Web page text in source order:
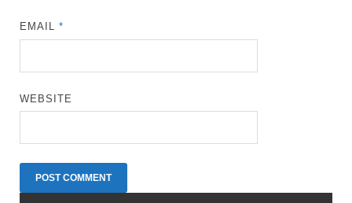
EMAIL*
WEBSITE